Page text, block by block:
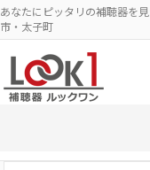
あなたにピッタリの補聴器を
市・太子町